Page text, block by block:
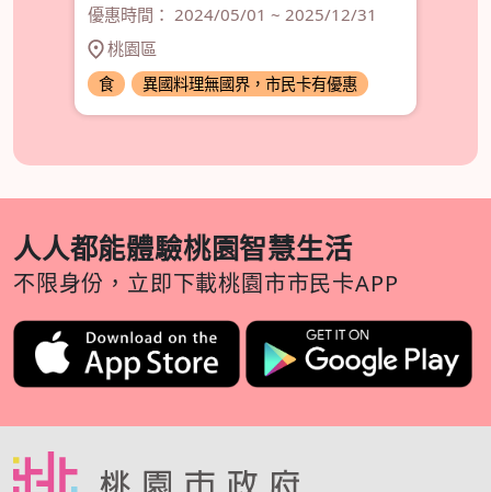
優惠時間： 2024/05/01 ~ 2025/12/31
桃園區
食 異國料理無國界，市民卡有優惠
人人都能體驗桃園智慧生活
不限身份，立即下載桃園市市民卡APP